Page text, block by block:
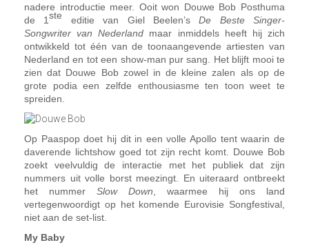
nadere introductie meer. Ooit won Douwe Bob Posthuma
de 1ste editie van Giel Beelen’sDe Beste Singer-
Songwriter van Nederland maar inmiddels heeft hij zich
ontwikkeld tot één van de toonaangevende artiesten van
Nederland en tot een show-man pur sang. Het blijft mooi te
zien dat Douwe Bob zowel in de kleine zalen als op de
grote podia een zelfde enthousiasme ten toon weet te
spreiden.
Op Paaspop doet hij dit in een volle Apollo tent waarin de
daverende lichtshow goed tot zijn recht komt. Douwe Bob
zoekt veelvuldig de interactie met het publiek dat zijn
nummers uit volle borst meezingt. En uiteraard ontbreekt
het nummer Slow Down , waarmee hij ons land
vertegenwoordigt op het komende Eurovisie Songfestival,
niet aan de set-list.
My Baby